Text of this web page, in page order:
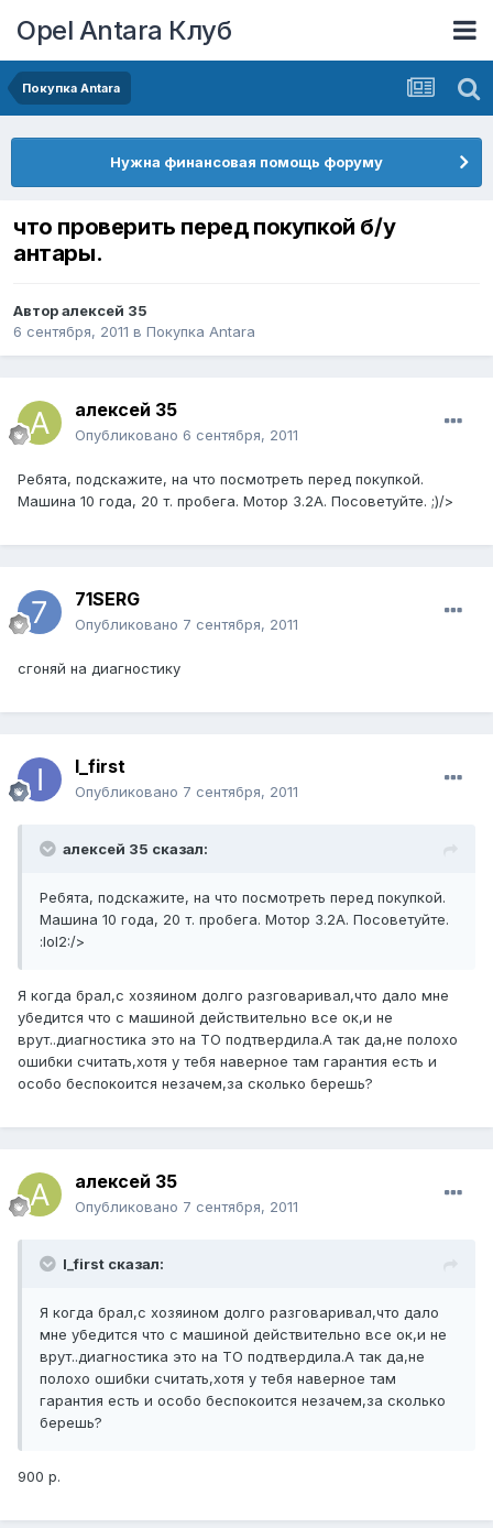
Opel Antara Клуб
Покупка Antara
Нужна финансовая помощь форуму
что проверить перед покупкой б/у
антары.
Авторалексей 35
6 сентября, 2011 в Покупка Antara
алексей 35
Опубликовано 6 сентября, 2011
Ребята, подскажите, на что посмотреть перед покупкой.
Машина 10 года, 20 т. пробега. Мотор 3.2А. Посоветуйте. ;)/>
71SERG
Опубликовано 7 сентября, 2011
сгоняй на диагностику
I_first
Опубликовано 7 сентября, 2011
алексей 35 сказал:
Ребята, подскажите, на что посмотреть перед покупкой.
Машина 10 года, 20 т. пробега. Мотор 3.2А. Посоветуйте.
:lol2:/>
Я когда брал,с хозяином долго разговаривал,что дало мне
убедится что с машиной действительно все ок,и не
врут..диагностика это на ТО подтвердила.А так да,не полохо
ошибки считать,хотя у тебя наверное там гарантия есть и
особо беспокоится незачем,за сколько берешь?
алексей 35
Опубликовано 7 сентября, 2011
I_first сказал:
Я когда брал,с хозяином долго разговаривал,что дало
мне убедится что с машиной действительно все ок,и не
врут..диагностика это на ТО подтвердила.А так да,не
полохо ошибки считать,хотя у тебя наверное там
гарантия есть и особо беспокоится незачем,за сколько
берешь?
900 р.